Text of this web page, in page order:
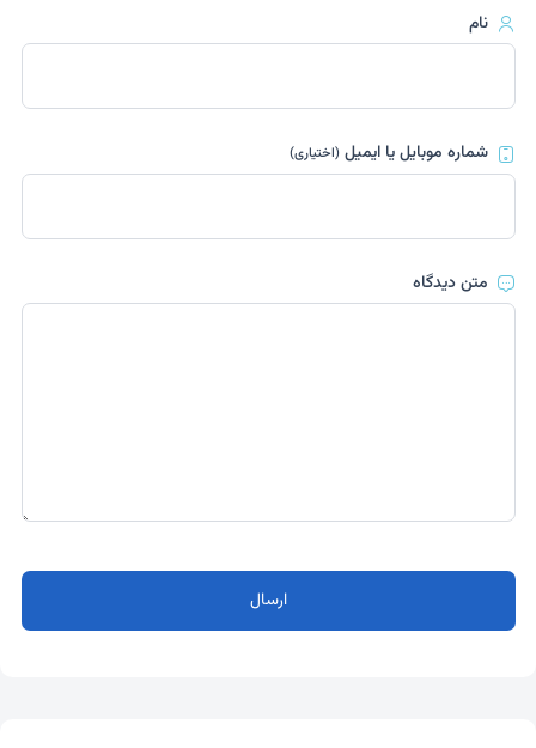
نام
شماره موبایل یا ایمیل(اختیاری)
متن دیدگاه
ارسال